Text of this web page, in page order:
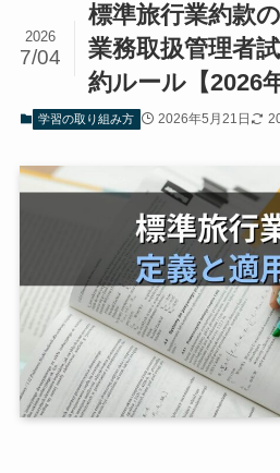
標準旅行業約款
業務取扱管理者
約ルール【2026
2026
7/04
学習の取り組み方 2026年5月21日